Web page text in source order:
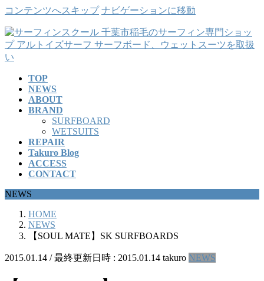
コンテンツへスキップ ナビゲーションに移動
TOP
NEWS
ABOUT
BRAND
SURFBOARD
WETSUITS
REPAIR
Takuro Blog
ACCESS
CONTACT
NEWS
HOME
NEWS
【SOUL MATE】SK SURFBOARDS
2015.01.14 / 最終更新日時 : 2015.01.14 takuro NEWS